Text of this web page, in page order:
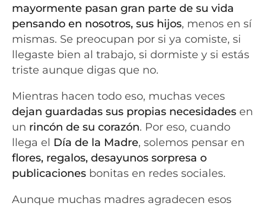
mayormente pasan gran parte de su vida
pensando en nosotros, sus hijos, menos en sí
mismas. Se preocupan por si ya comiste, si
llegaste bien al trabajo, si dormiste y si estás
triste aunque digas que no.
Mientras hacen todo eso, muchas veces
dejan guardadas sus propias necesidades en
un rincón de su corazón. Por eso, cuando
llega el Día de la Madre, solemos pensar en
flores, regalos, desayunos sorpresa o
publicaciones bonitas en redes sociales.
Aunque muchas madres agradecen esos